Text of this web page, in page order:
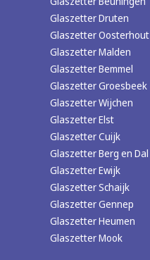
Glaszetter Druten
Glaszetter Oosterhout
Glaszetter Malden
Glaszetter Bemmel
Glaszetter Groesbeek
Glaszetter Wijchen
Glaszetter Elst
Glaszetter Cuijk
Glaszetter Berg en Dal
Glaszetter Ewijk
Glaszetter Schaijk
Glaszetter Gennep
Glaszetter Heumen
Glaszetter Mook